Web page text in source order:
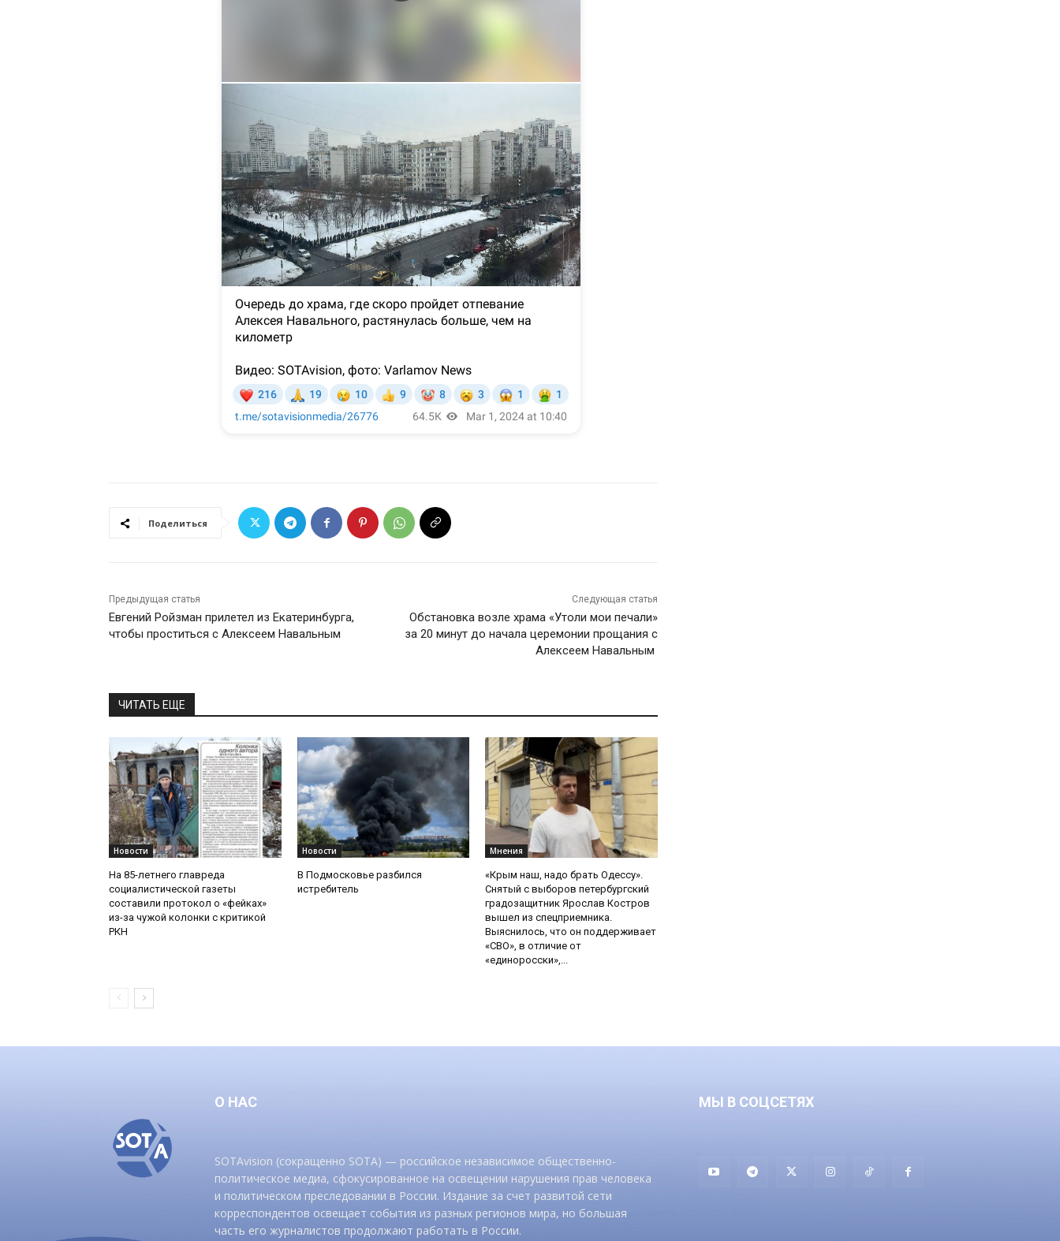
Поделиться
Предыдущая статья
Евгений Ройзман прилетел из Екатеринбурга,
чтобы проститься с Алексеем Навальным
Следующая статья
Обстановка возле храма «Утоли мои печали»
за 20 минут до начала церемонии прощания с
Алексеем Навальным
ЧИТАТЬ ЕЩЕ
Новости
На 85-летнего главреда
социалистической газеты
составили протокол о «фейках»
из-за чужой колонки с критикой
РКН
Новости
В Подмосковье разбился
истребитель
Мнения
«Крым наш, надо брать Одессу».
Снятый с выборов петербургский
градозащитник Ярослав Костров
вышел из спецприемника.
Выяснилось, что он поддерживает
«СВО», в отличие от
«единоросски»,...
О НАС
SOTAvision (сокращенно SOTA) — российское независимое общественно-
политическое медиа, сфокусированное на освещении нарушения прав человека
и политическом преследовании в России. Издание за счет развитой сети
корреспондентов освещает события из разных регионов мира, но большая
часть его журналистов продолжают работать в России.
МЫ В СОЦСЕТЯХ